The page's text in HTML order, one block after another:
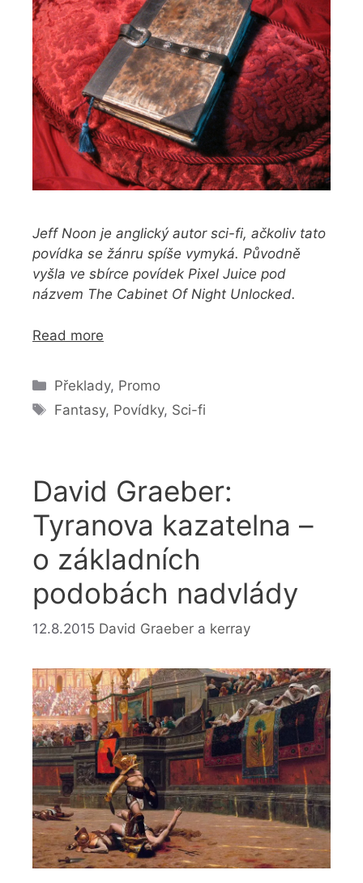
Jeff Noon je anglický autor sci-fi, ačkoliv tato
povídka se žánru spíše vymyká. Původně
vyšla ve sbírce povídek Pixel Juice pod
názvem The Cabinet Of Night Unlocked.
Read more
Rubriky
Překlady, Promo
Štítky
Fantasy, Povídky, Sci-fi
David Graeber:
Tyranova kazatelna –
o základních
podobách nadvlády
12.8.2015 David Graeber a kerray